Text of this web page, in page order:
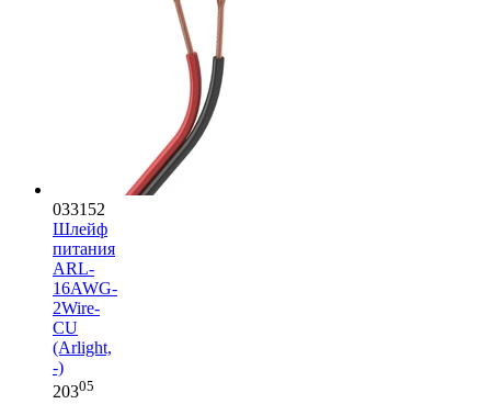
033152
Шлейф
питания
ARL-
16AWG-
2Wire-
CU
(Arlight,
-)
20305